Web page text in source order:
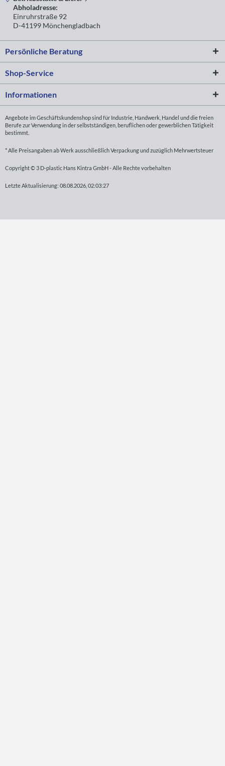
Abholadresse:
Einruhrstraße 92
D-41199 Mönchengladbach
Persönliche Beratung
Shop-Service
Informationen
Angebote im Geschäftskundenshop sind für Industrie, Handwerk, Handel und die freien
Berufe zur Verwendung in der selbstständigen, beruflichen oder gewerblichen Tätigkeit
bestimmt.
* Alle Preisangaben ab Werk ausschließlich Verpackung und zuzüglich Mehrwertsteuer
Copyright © 3 D-plastic Hans Kintra GmbH - Alle Rechte vorbehalten
Letzte Aktualisierung: 08.08.2026, 02:03:27